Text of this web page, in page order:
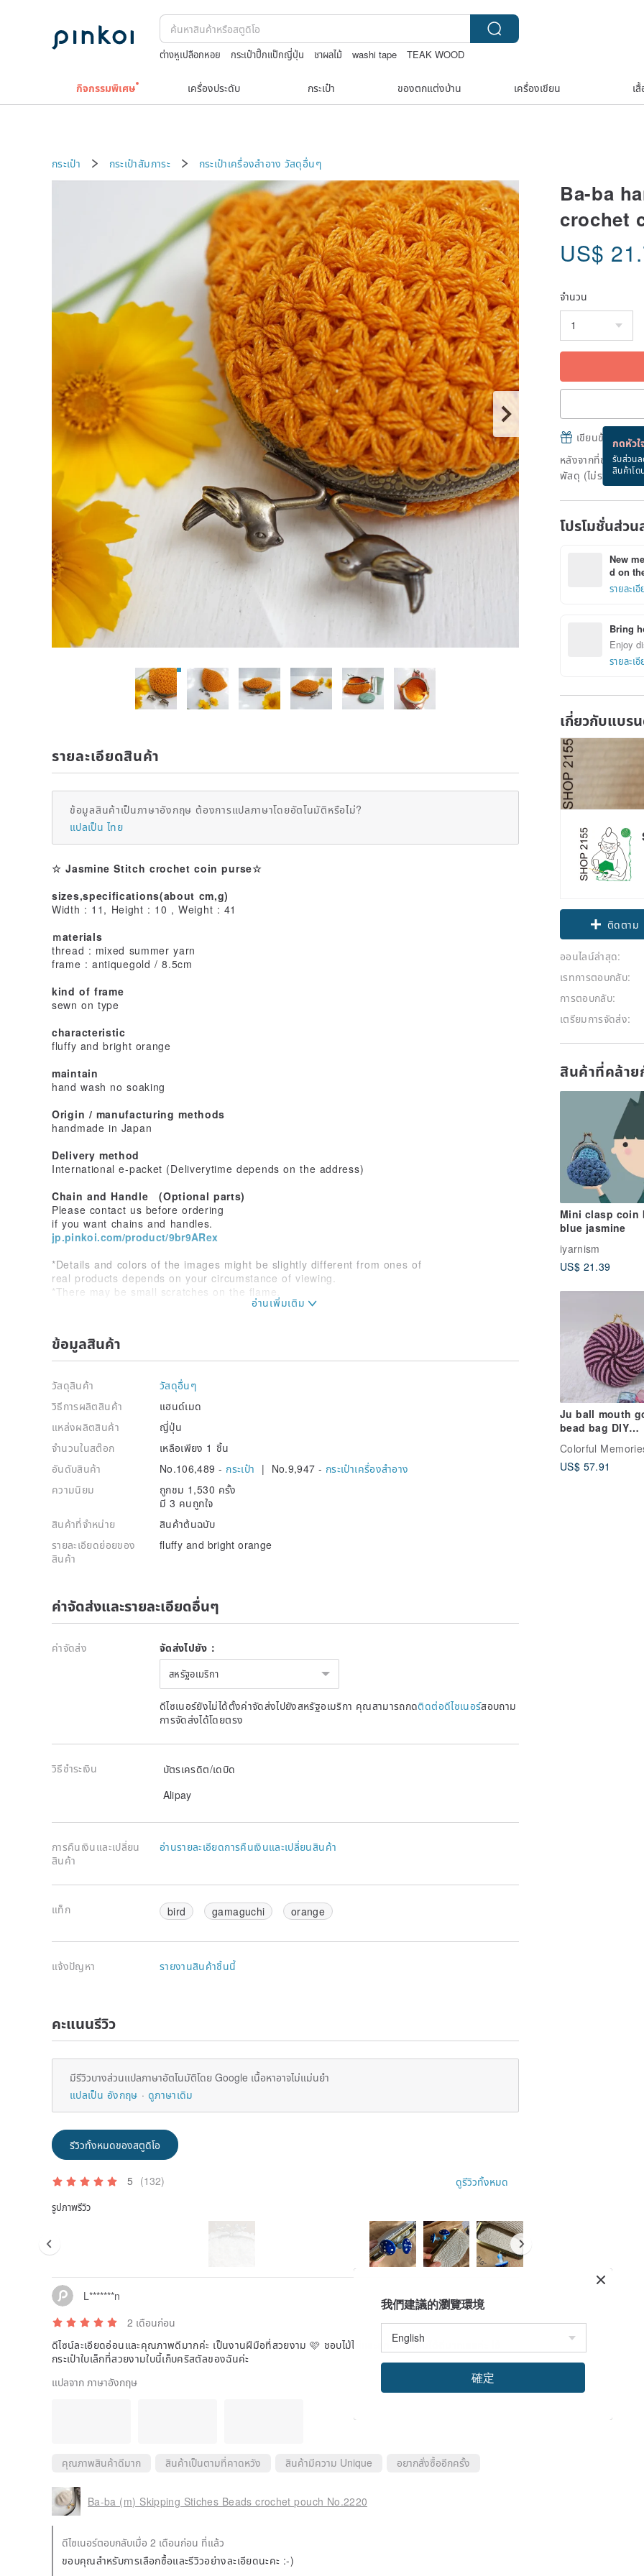
ต่างหูเปลือกหอย กระเป๋าปิ๊กแป๊กญี่ปุ่น ชาผลไม้ washi tape
TEAK WOOD
กิจกรรมพิเศษ เครื่องประดับ กระเป๋า ของตกแต่งบ้าน เครื่องเขียน เ
กระเป๋า กระเป๋าสัมภาระ กระเป๋าเครื่องสำอาง วัสดุอื่นๆ
Ba-ba
crochet
US$
จำนวน
กดหัวใ
รับส่วนล
สินค้าโด
เขียนข้อความแ
หลังจากที่ชำระเงิน
พัสดุ (ไม่รวมวันหยุ
โปรโมชั่นส่ว
New
d on
รายละเ
Bring
Enjoy
รายละเ
เกี่ยวกับแบร
Claim
ออนไลน์ล่าสุด:
เรทการตอบกลับ:
การตอบกลับ:
เตรียมการจัดส่ง:
สินค้าที่คล้าย
Mini clasp coin
blue jasmine
iyarnism
US$ 21.39
Ju ball mouth
bead bag DIY
material bag
knitting/crochet/
h gold bead
Colorful
US$ 57.91
รายละเอียดสินค้า
ข้อมูลสินค้าเป็นภาษาอังกฤษ ต้องการแปลภาษาโดยอัตโนมัติหรือไม่?
แปลเป็น ไทย
☆ Jasmine Stitch crochet coin purse☆
sizes,specifications(about cm,g)
Width : 11, Height : 10 , Weight : 41
ｍaterials
thread : mixed summer yarn
frame : antiquegold / 8.5cm
kind of frame
sewn on type
characteristic
fluffy and bright orange
maintain
hand wash no soaking
Origin / manufacturing methods
handmade in Japan
Delivery method
International e-packet (Deliverytime depends on the address)
Chain and Handle (Optional parts)
Please contact us before ordering
if you want chains and handles.
jp.pinkoi.com/product/9br9ARex
*Details and colors of the images might be slightly different from ones of
real products depends on your circumstance of viewing.
*There may be small scratches on the flame.
*Loose stiffness of opening and closing can be adjusted.
ข้อมูลสินค้า
วัสดุสินค้า
วัสดุอื่นๆ
วิธีการผลิตสินค้า
แฮนด์เมด
แหล่งผลิตสินค้า
ญี่ปุ่น
จำนวนในสต๊อก
เหลือเพียง 1 ชิ้น
อันดับสินค้า
No.106,489 - กระเป๋า | No.9,947 - กระเป๋าเครื่องสำอาง
ความนิยม
ถูกชม 1,530 ครั้ง
มี 3 คนถูกใจ
สินค้าที่จำหน่าย
สินค้าต้นฉบับ
รายละเอียดย่อยของ
สินค้า
fluffy and bright orange
ค่าจัดส่งและรายละเอียดอื่นๆ
ค่าจัดส่ง จัดส่งไปยัง：
สหรัฐอเมริกา
ดีไซเนอร์ยังไม่ได้ตั้งค่าจัดส่งไปยังสหรัฐอเมริกา คุณสามารถกดติดต่อดีไซเนอร์สอบถาม
การจัดส่งได้โดยตรง
วิธีชำระเงิน
บัตรเครดิต/เดบิด
Alipay
การคืนเงินและเปลี่ยน
สินค้า
อ่านรายละเอียดการคืนเงินและเปลี่ยนสินค้า
แท็ก bird gamaguchi orange
แจ้งปัญหา รายงานสินค้าชิ้นนี้
คะแนนรีวิว
มีรีวิวบางส่วนแปลภาษาอัตโนมัติโดย Google เนื้อหาอาจไม่แม่นยำ
แปลเป็น อังกฤษ
ดูภาษาเดิม
รีวิวทั้งหมดของสตูดิโอ
5 (132) ดูรีวิวทั้งหมด
รูปภาพรีวิว
L*******n
2 เดือนก่อน
ดีไซน์ละเอียดอ่อนและคุณภาพดีมากค่ะ เป็นงานฝีมือที่สวยงาม 🩷 ชอบไม้ไผ่และลูกปัดเข้ากันได้ดีมากเลยค่ะ ใช้
กระเป๋าใบเล็กที่สวยงามใบนี้เก็บคริสตัลของฉันค่ะ
แปลจาก ภาษาอังกฤษ
คุณภาพสินค้าดีมาก สินค้าเป็นตามที่คาดหวัง สินค้ามีความ Unique อยากสั่งซื้ออีกครั้ง
Ba-ba (m) Skipping Stiches Beads crochet pouch No.2220
ดีไซเนอร์ตอบกลับเมื่อ 2 เดือนก่อน ที่แล้ว
ขอบคุณสำหรับการเลือกซื้อและรีวิวอย่างละเอียดนะคะ :-)
我們建議的瀏覽環境
確定